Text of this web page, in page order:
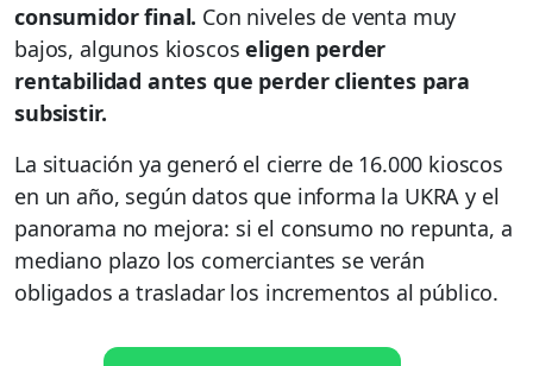
consumidor final. Con niveles de venta muy
bajos, algunos kioscoseligen perder
rentabilidad antes que perder clientes para
subsistir.
La situación ya generó el cierre de 16.000 kioscos
en un año, según datos que informa la UKRA y el
panorama no mejora: si el consumo no repunta, a
mediano plazo los comerciantes se verán
obligados a trasladar los incrementos al público.